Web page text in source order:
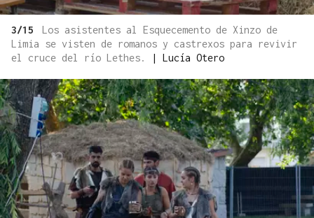
3/15
Los asistentes al Esquecemento de Xinzo de
Limia se visten de romanos y castrexos para revivir
el cruce del río Lethes.
| Lucía Otero